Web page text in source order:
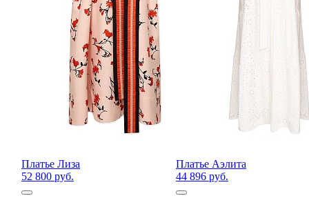
Платье Лиза
52 800 руб.
Платье Аэлита
44 896 руб.